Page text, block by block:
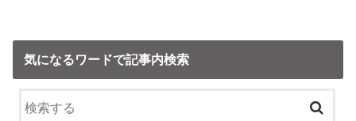
気になるワードで記事内検索